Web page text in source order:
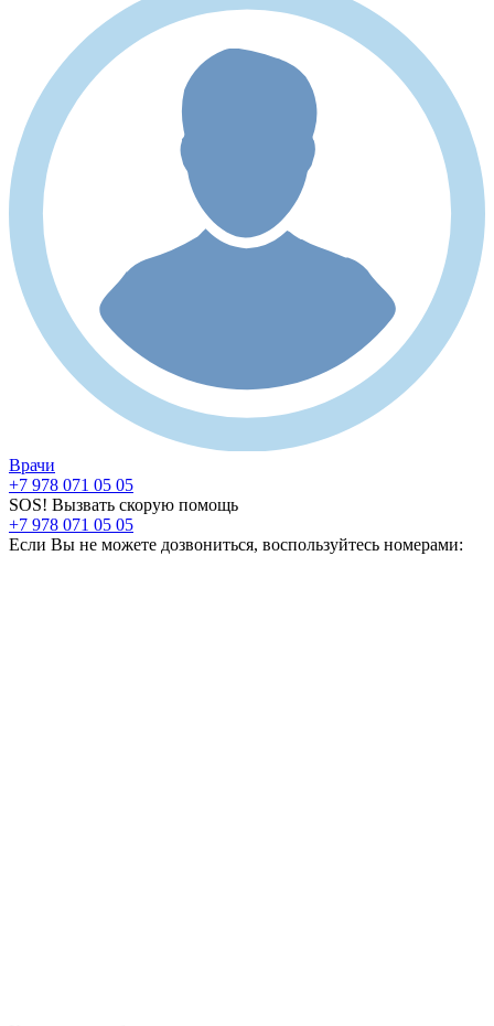
Врачи
+7 978 071 05 05
SOS! Вызвать скорую помощь
+7 978 071 05 05
Если Вы не можете дозвониться, воспользуйтесь номерами: